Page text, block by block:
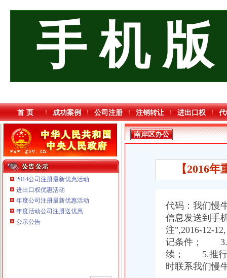
手 机 版
首 页 成功案例 公司注册 注销转让 进出口权
2014公司注册最新优惠活动
进出口权优惠活动
年度公司注册最新优惠活动
年度活动公司注册送优惠
公示公告
重庆臣夫商贸有限公司 （执照专让）
重庆信同广告有限公司 渝沙50万 （工商注册）
南岸区办公
司流程
【2016
代码：我们慢
信息发送到手
注",2016-12-
记条件； 3.
续； 5.推行
时联系我们慢